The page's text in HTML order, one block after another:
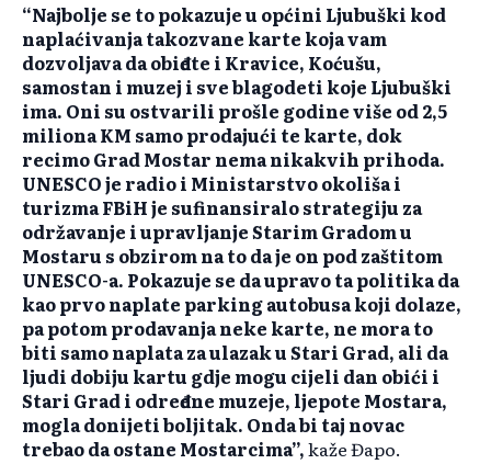
“Najbolje se to pokazuje u općini Ljubuški kod
naplaćivanja takozvane karte koja vam
dozvoljava da obiđete i Kravice, Koćušu,
samostan i muzej i sve blagodeti koje Ljubuški
ima. Oni su ostvarili prošle godine više od 2,5
miliona KM samo prodajući te karte, dok
recimo Grad Mostar nema nikakvih prihoda.
UNESCO je radio i Ministarstvo okoliša i
turizma FBiH je sufinansiralo strategiju za
održavanje i upravljanje Starim Gradom u
Mostaru s obzirom na to da je on pod zaštitom
UNESCO-a. Pokazuje se da upravo ta politika da
kao prvo naplate parking autobusa koji dolaze,
pa potom prodavanja neke karte, ne mora to
biti samo naplata za ulazak u Stari Grad, ali da
ljudi dobiju kartu gdje mogu cijeli dan obići i
Stari Grad i određene muzeje, ljepote Mostara,
mogla donijeti boljitak. Onda bi taj novac
trebao da ostane Mostarcima”,kaže Đapo.